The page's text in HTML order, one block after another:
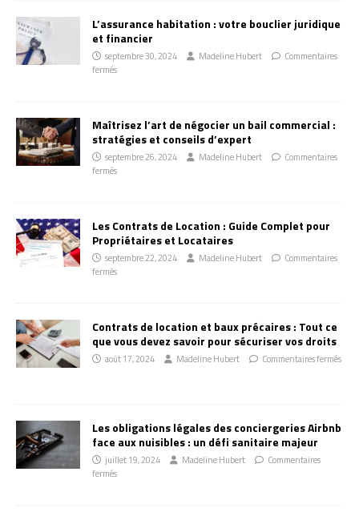
L’assurance habitation : votre bouclier juridique
et financier
septembre 30, 2024 Madeline Hubert
Commentaires
fermés
Maîtrisez l’art de négocier un bail commercial :
stratégies et conseils d’expert
septembre 26, 2024 Madeline Hubert
Commentaires
fermés
Les Contrats de Location : Guide Complet pour
Propriétaires et Locataires
septembre 22, 2024 Madeline Hubert
Commentaires
fermés
Contrats de location et baux précaires : Tout ce
que vous devez savoir pour sécuriser vos droits
août 17, 2024 Madeline Hubert Commentaires fermés
Les obligations légales des conciergeries Airbnb
face aux nuisibles : un défi sanitaire majeur
juillet 19, 2024 Madeline Hubert
Commentaires
fermés